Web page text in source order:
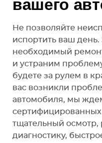
вашего
Не позволяйте
испортить ваш
необходимый
и устраним
будете за рулем в
вас возникли
автомобиля, мы
сертифицированных
тщательный
диагностику,